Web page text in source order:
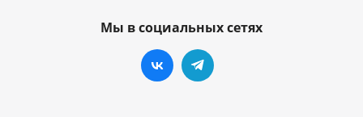
Мы в социальных сетях